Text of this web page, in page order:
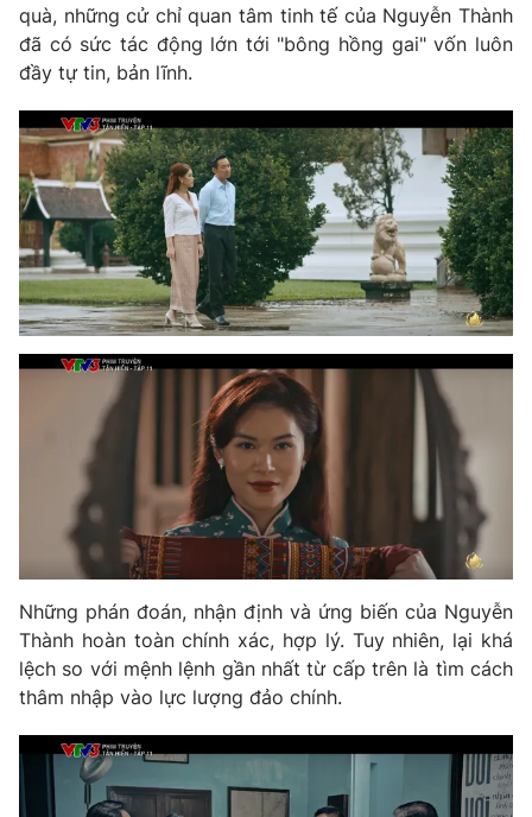
quà, những cử chỉ quan tâm tinh tế của Nguyễn Thành
đã có sức tác động lớn tới "bông hồng gai" vốn luôn
đầy tự tin, bản lĩnh.
Những phán đoán, nhận định và ứng biến của Nguyễn
Thành hoàn toàn chính xác, hợp lý. Tuy nhiên, lại khá
lệch so với mệnh lệnh gần nhất từ cấp trên là tìm cách
thâm nhập vào lực lượng đảo chính.